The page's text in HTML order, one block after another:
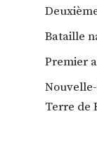
Bataille
Premier
Terre de